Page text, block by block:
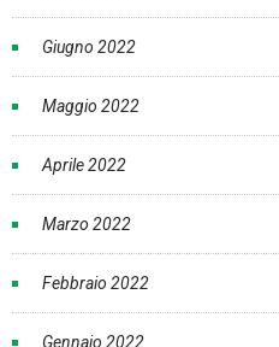
Giugno 2022
Maggio 2022
Aprile 2022
Marzo 2022
Febbraio 2022
Gennaio 2022